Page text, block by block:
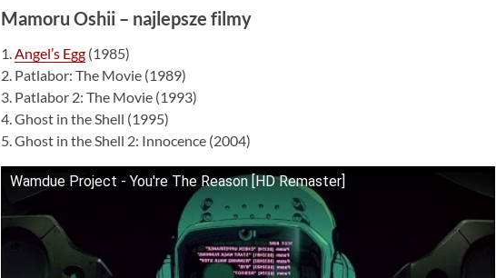
Mamoru Oshii – najlepsze filmy
1.Angel’s Egg (1985)
2. Patlabor: The Movie (1989)
3. Patlabor 2: The Movie (1993)
4. Ghost in the Shell (1995)
5. Ghost in the Shell 2: Innocence (2004)
Wamdue Project - You're The Reason [HD Remaster]